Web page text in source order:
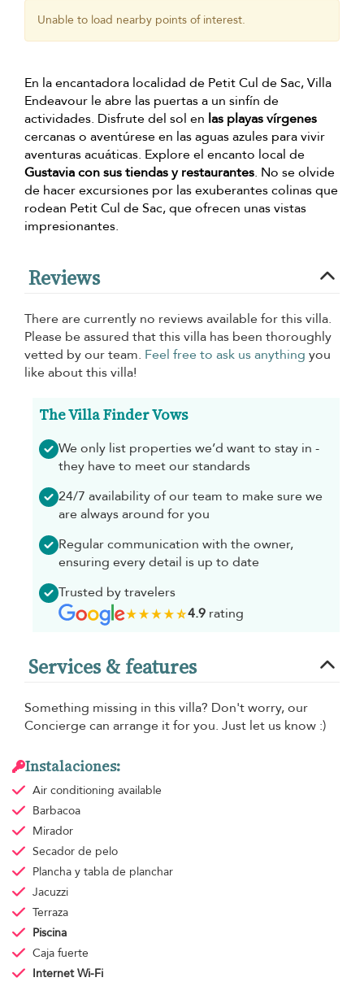
Unable to load nearby points of interest.
En la encantadora localidad de Petit Cul de Sac, Villa
Endeavour le abre las puertas a un sinfín de
actividades. Disfrute del sol en las playas vírgenes
cercanas o aventúrese en las aguas azules para vivir
aventuras acuáticas. Explore el encanto local de
Gustavia con sus tiendas y restaurantes. No se olvide
de hacer excursiones por las exuberantes colinas que
rodean Petit Cul de Sac, que ofrecen unas vistas
impresionantes.
Reviews
There are currently no reviews available for this villa.
Please be assured that this villa has been thoroughly
vetted by our team. Feel free to ask us anything you
like about this villa!
The Villa Finder Vows
We only list properties we’d want to stay in -
they have to meet our standards
24/7 availability of our team to make sure we
are always around for you
Regular communication with the owner,
ensuring every detail is up to date
Trusted by travelers
4.9rating
Services & features
Something missing in this villa? Don't worry, our
Concierge can arrange it for you. Just let us know :)
Instalaciones:
Air conditioning available
Barbacoa
Mirador
Secador de pelo
Plancha y tabla de planchar
Jacuzzi
Terraza
Piscina
Caja fuerte
Internet Wi-Fi